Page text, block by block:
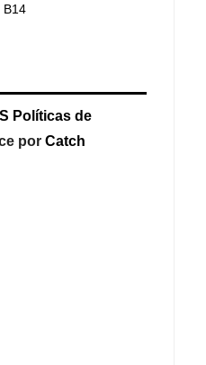
B14
Políticas de
por Catch